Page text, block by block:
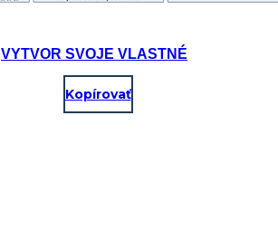
VYTVOR SVOJE VLASTNÉ
Kopírovať